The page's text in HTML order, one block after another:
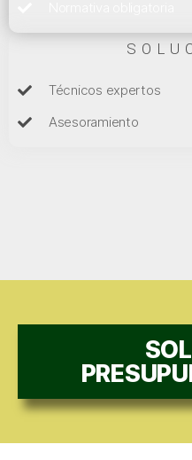
Técnicos expertos
Asesoramiento